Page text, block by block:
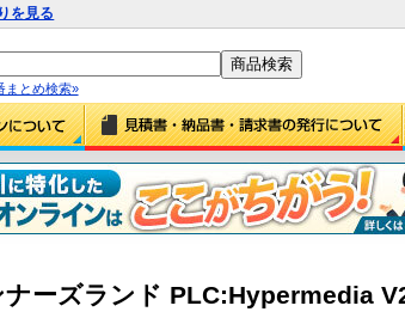
を見る
まとめ検索»
ーズランド PLC:Hypermedia